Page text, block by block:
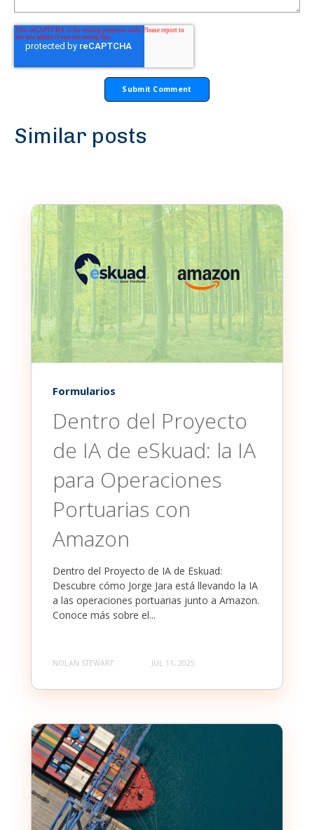
Similar posts
Formularios
Dentro del Proyecto
de IA de eSkuad: la IA
para Operaciones
Portuarias con
Amazon
Dentro del Proyecto de IA de Eskuad:
Descubre cómo Jorge Jara está llevando la IA
a las operaciones portuarias junto a Amazon.
Conoce más sobre el...
NOLAN STEWART JUL 11, 2025